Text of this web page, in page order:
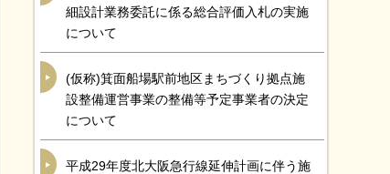
細設計業務委託に係る総合評価入札の実施
について
(仮称)箕面船場駅前地区まちづくり拠点施
設整備運営事業の整備等予定事業者の決定
について
平成29年度北大阪急行線延伸計画に伴う施